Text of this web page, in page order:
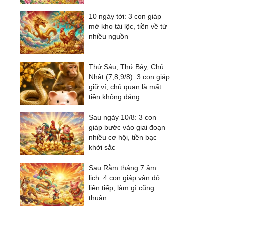
10 ngày tới: 3 con giáp
mở kho tài lộc, tiền về từ
nhiều nguồn
Thứ Sáu, Thứ Bảy, Chủ
Nhật (7,8,9/8): 3 con giáp
giữ ví, chủ quan là mất
tiền không đáng
Sau ngày 10/8: 3 con
giáp bước vào giai đoạn
nhiều cơ hội, tiền bạc
khởi sắc
Sau Rằm tháng 7 âm
lịch: 4 con giáp vận đỏ
liên tiếp, làm gì cũng
thuận